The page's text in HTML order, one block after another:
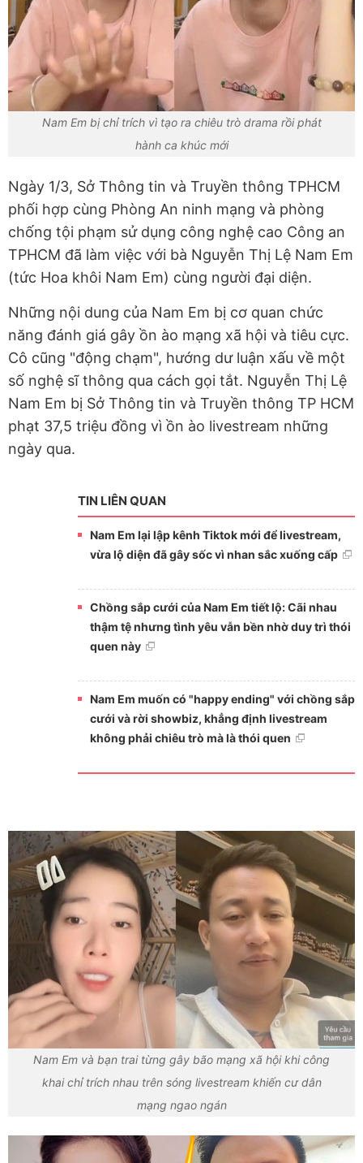
Nam Em bị chỉ trích vì tạo ra chiêu trò drama rồi phát
hành ca khúc mới
Ngày 1/3, Sở Thông tin và Truyền thông TPHCM
phối hợp cùng Phòng An ninh mạng và phòng
chống tội phạm sử dụng công nghệ cao Công an
TPHCM đã làm việc với bà Nguyễn Thị Lệ Nam Em
(tức Hoa khôi Nam Em) cùng người đại diện.
Những nội dung của Nam Em bị cơ quan chức
năng đánh giá gây ồn ào mạng xã hội và tiêu cực.
Cô cũng "động chạm", hướng dư luận xấu về một
số nghệ sĩ thông qua cách gọi tắt. Nguyễn Thị Lệ
Nam Em bị Sở Thông tin và Truyền thông TP HCM
phạt 37,5 triệu đồng vì ồn ào livestream những
ngày qua.
TIN LIÊN QUAN
Nam Em lại lập kênh Tiktok mới để livestream,
vừa lộ diện đã gây sốc vì nhan sắc xuống cấp
Chồng sắp cưới của Nam Em tiết lộ: Cãi nhau
thậm tệ nhưng tình yêu vẫn bền nhờ duy trì thói
quen này
Nam Em muốn có "happy ending" với chồng sắp
cưới và rời showbiz, khẳng định livestream
không phải chiêu trò mà là thói quen
Nam Em và bạn trai từng gây bão mạng xã hội khi công
khai chỉ trích nhau trên sóng livestream khiến cư dân
mạng ngao ngán